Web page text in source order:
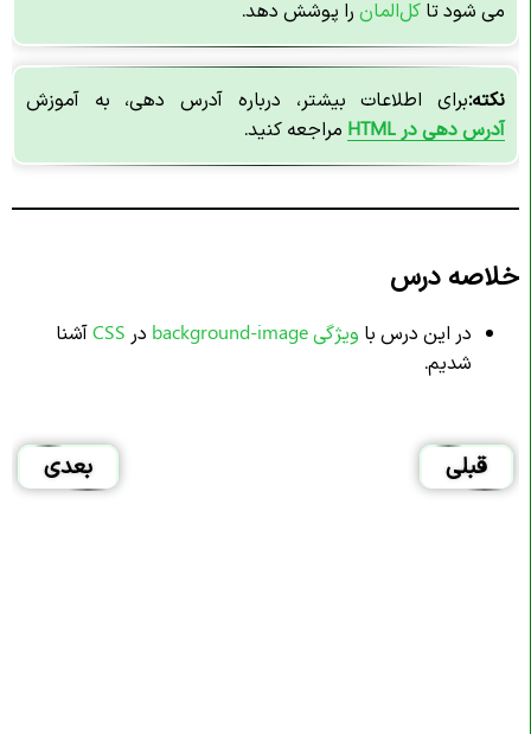
می شود تا کلالمان را پوشش دهد.
نکته:برای اطلاعات بیشتر، درباره آدرس دهی، به آموزش
آدرس دهی در HTML
مراجعه کنید.
خلاصه درس
در این درس با ویژگی background-image در CSSآشنا
شدیم.
قبلی بعدی